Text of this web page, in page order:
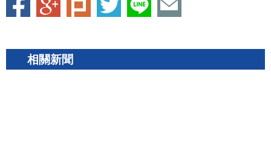
相關新聞